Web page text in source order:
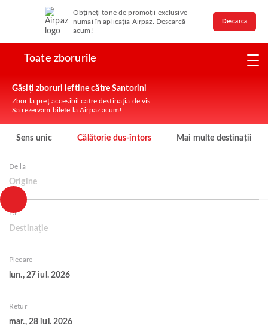
Obțineți tone de promoții exclusive
numai în aplicația Airpaz. Descarcă
acum!
Descarca
Toate zborurile
Găsiți zboruri ieftine către Santorini
Zbor la preț accesibil către destinația de vis.
Să rezervăm bilete la Airpaz acum!
Sens unic Călătorie dus-întors Mai multe destinații
De la
Origine
La
Destinație
Plecare
lun., 27 iul. 2026
Retur
mar., 28 iul. 2026